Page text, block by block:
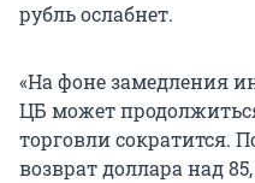
рубль ослабнет.
«На фоне замедления
ЦБ может
торговли сократится.
возврат доллара над